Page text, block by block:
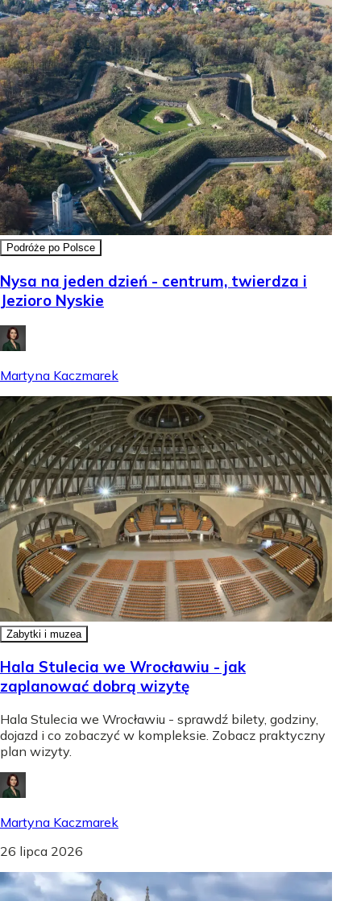
Podróże po Polsce
Nysa na jeden dzień - centrum, twierdza i
Jezioro Nyskie
Martyna Kaczmarek
Zabytki i muzea
Hala Stulecia we Wrocławiu - jak
zaplanować dobrą wizytę
Hala Stulecia we Wrocławiu - sprawdź bilety, godziny,
dojazd i co zobaczyć w kompleksie. Zobacz praktyczny
plan wizyty.
Martyna Kaczmarek
26 lipca 2026